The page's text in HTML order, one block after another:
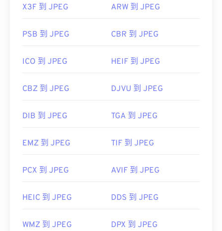
X3F 到 JPEG ARW 到 JPEG
PSB 到 JPEG CBR 到 JPEG
ICO 到 JPEG HEIF 到 JPEG
CBZ 到 JPEG DJVU 到 JPEG
DIB 到 JPEG TGA 到 JPEG
EMZ 到 JPEG TIF 到 JPEG
PCX 到 JPEG AVIF 到 JPEG
HEIC 到 JPEG DDS 到 JPEG
WMZ 到 JPEG DPX 到 JPEG